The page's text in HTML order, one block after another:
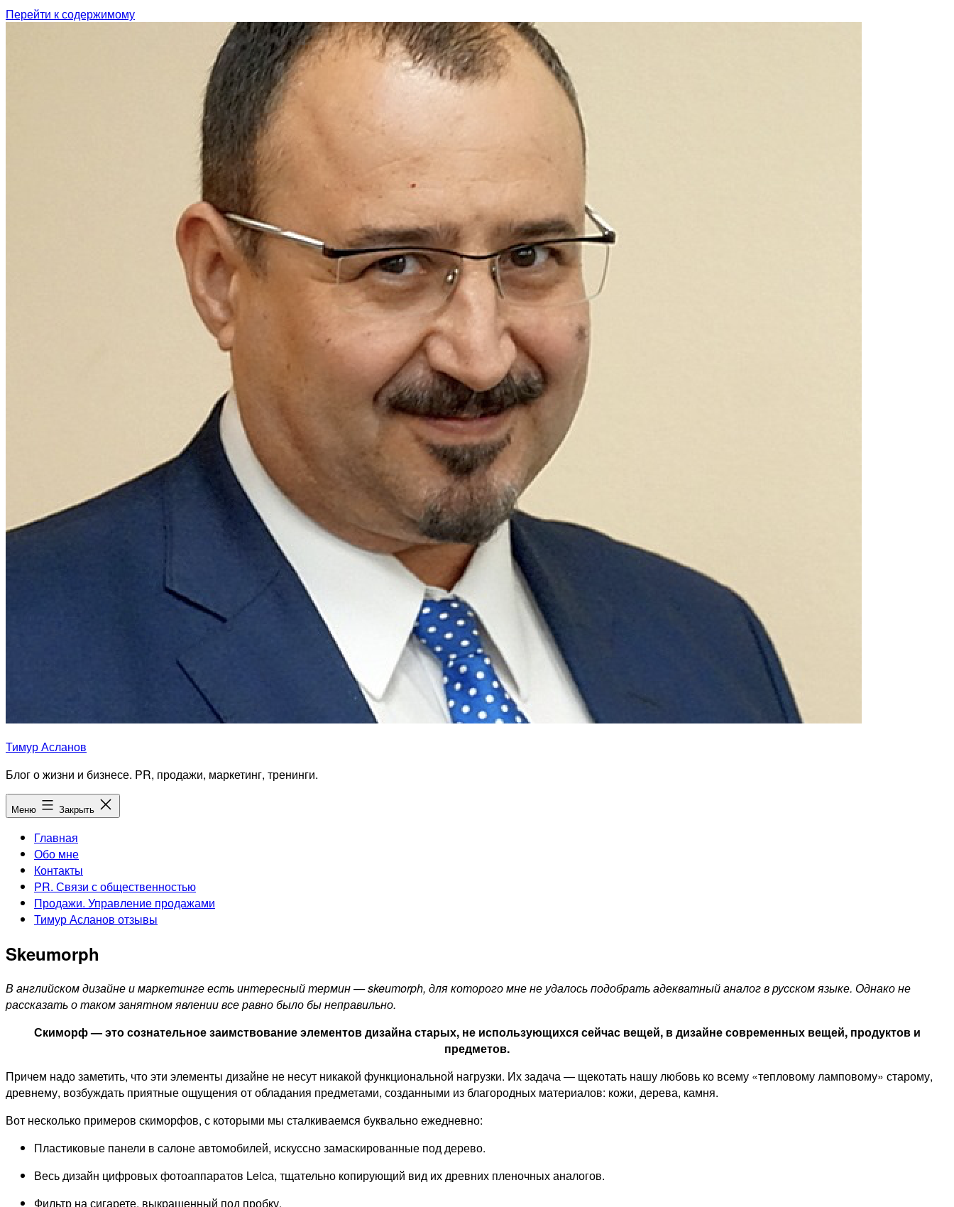
Перейти к содержимому
Тимур Асланов
Блог о жизни и бизнесе. PR, продажи, маркетинг, тренинги.
Меню Закрыть
Главная
Обо мне
Контакты
PR. Связи с общественностью
Продажи. Управление продажами
Тимур Асланов отзывы
Skeumorph
В английском дизайне и маркетинге есть интересный термин — skeumorph, для которого мне не удалось подобрать адекватный аналог в русском языке. Однако не
рассказать о таком занятном явлении все равно было бы неправильно.
Скиморф — это сознательное заимствование элементов дизайна старых, не использующихся сейчас вещей, в дизайне современных вещей, продуктов и
предметов.
Причем надо заметить, что эти элементы дизайне не несут никакой функциональной нагрузки. Их задача — щекотать нашу любовь ко всему «тепловому ламповому» старому,
древнему, возбуждать приятные ощущения от обладания предметами, созданными из благородных материалов: кожи, дерева, камня.
Вот несколько примеров скиморфов, с которыми мы сталкиваемся буквально ежедневно:
Пластиковые панели в салоне автомобилей, искуссно замаскированные под дерево.
Весь дизайн цифровых фотоаппаратов Leicа, тщательно копирующий вид их древних пленочных аналогов.
Фильтр на сигарете, выкрашенный под пробку.